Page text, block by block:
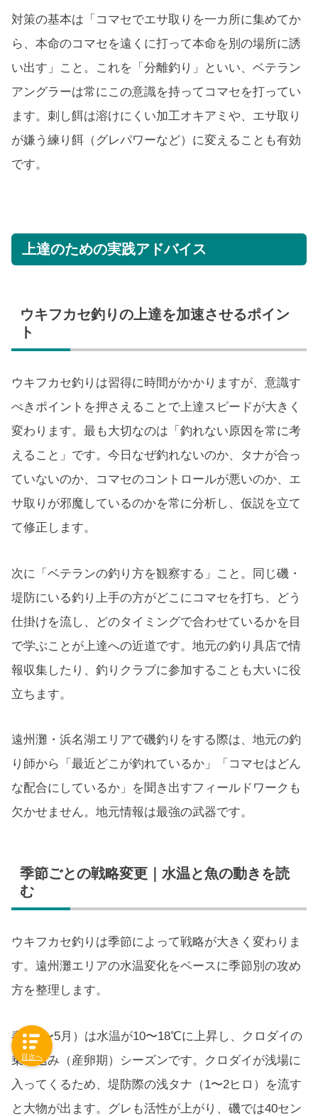
対策の基本は「コマセでエサ取りを一カ所に集めてか
ら、本命のコマセを遠くに打って本命を別の場所に誘
い出す」こと。これを「分離釣り」といい、ベテラン
アングラーは常にこの意識を持ってコマセを打ってい
ます。刺し餌は溶けにくい加工オキアミや、エサ取り
が嫌う練り餌（グレパワーなど）に変えることも有効
です。
上達のための実践アドバイス
ウキフカセ釣りの上達を加速させるポイン
ト
ウキフカセ釣りは習得に時間がかかりますが、意識す
べきポイントを押さえることで上達スピードが大きく
変わります。最も大切なのは「釣れない原因を常に考
えること」です。今日なぜ釣れないのか、タナが合っ
ていないのか、コマセのコントロールが悪いのか、エ
サ取りが邪魔しているのかを常に分析し、仮説を立て
て修正します。
次に「ベテランの釣り方を観察する」こと。同じ磯・
堤防にいる釣り上手の方がどこにコマセを打ち、どう
仕掛けを流し、どのタイミングで合わせているかを目
で学ぶことが上達への近道です。地元の釣り具店で情
報収集したり、釣りクラブに参加することも大いに役
立ちます。
遠州灘・浜名湖エリアで磯釣りをする際は、地元の釣
り師から「最近どこが釣れているか」「コマセはどん
な配合にしているか」を聞き出すフィールドワークも
欠かせません。地元情報は最強の武器です。
季節ごとの戦略変更｜水温と魚の動きを読
む
ウキフカセ釣りは季節によって戦略が大きく変わりま
す。遠州灘エリアの水温変化をベースに季節別の攻め
方を整理します。
春（3〜5月）は水温が10〜18℃に上昇し、クロダイの
乗っ込み（産卵期）シーズンです。クロダイが浅場に
入ってくるため、堤防際の浅タナ（1〜2ヒロ）を流す
と大物が出ます。グレも活性が上がり、磯では40セン
目次へ